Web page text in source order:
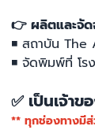
👉 ผลิตและจัด
◾ สถาบัน
◾ จัดพิมพ์ที่ โ
✅ เป็นเจ้า
** ทุกช่องทางมี